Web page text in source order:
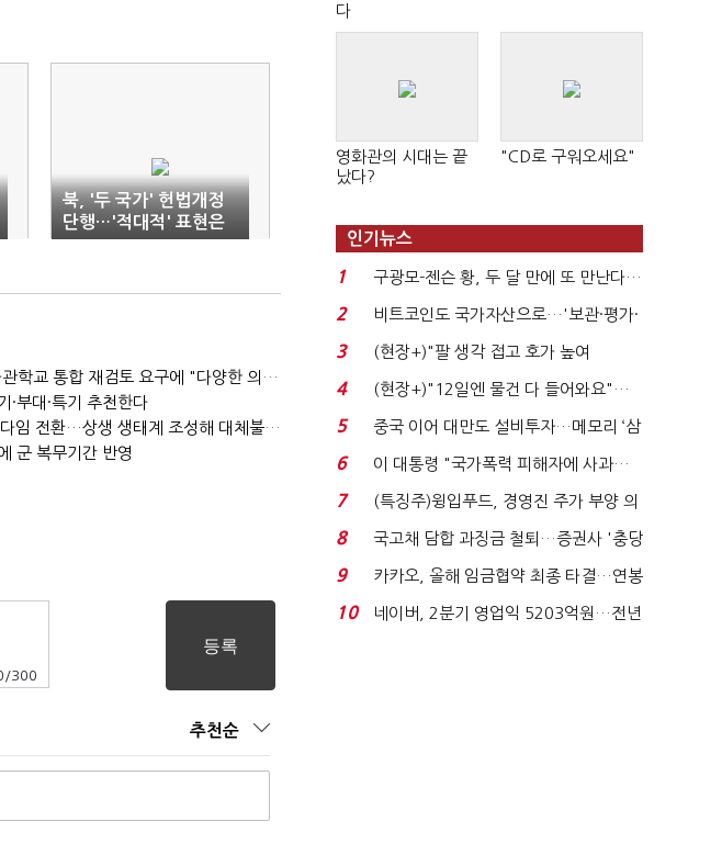
북, '두 국가' 헌법개정
단행…'적대적' 표현은
미반영
국방부, 역대 참모총장 사관학교 통합 재검토 요구에 "다양한 의견 수렴해 합리적 시스템 만들 것"
·부대·특기 추천한다
"첨단전력 획득제도 패러다임 전환…상생 생태계 조성해 대체불가 K-방산 도약"
군 복무기간 반영
/300
추천순
다
영화관의 시대는 끝
났다?
"CD로 구워오세요"
인기뉴스
1
구광모-젠슨 황, 두 달 만에 또 만난다…
로봇·AI 등 논...
2
비트코인도 국가자산으로…'보관·평가·
처분' 기준은 ...
3
(현장+)"팔 생각 접고 호가 높여
요"…'덜 똘똘한 한 채' 20...
4
(현장+)"12일엔 물건 다 들어와요"…
빈 매대 채우며 문 연 ...
5
중국 이어 대만도 설비투자…메모리 ‘삼
국전쟁’
6
이 대통령 "국가폭력 피해자에 사과…
적극적 조사로 진...
7
(특징주)윙입푸드, 경영진 주가 부양 의
지에 상한가...
8
국고채 담합 과징금 철퇴…증권사 '충당
금 폭탄' 우려...
9
카카오, 올해 임금협약 최종 타결…연봉
6.3% 인상·격려...
10
네이버, 2분기 영업익 5203억원…전년